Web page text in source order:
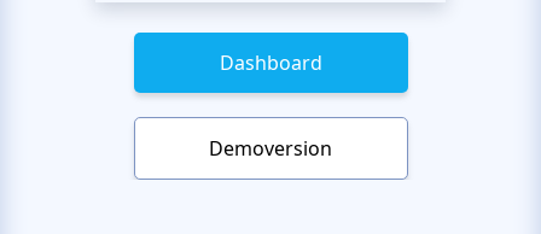
Dashboard
Demoversion